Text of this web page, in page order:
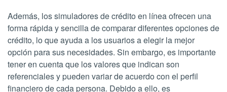
Además, los simuladores de crédito en línea ofrecen una
forma rápida y sencilla de comparar diferentes opciones de
crédito, lo que ayuda a los usuarios a elegir la mejor
opción para sus necesidades. Sin embargo, es importante
tener en cuenta que los valores que indican son
referenciales y pueden variar de acuerdo con el perfil
financiero de cada persona. Debido a ello, es